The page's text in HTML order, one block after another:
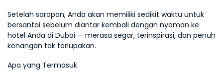
Setelah sarapan, Anda akan memiliki sedikit waktu untuk
bersantai sebelum diantar kembali dengan nyaman ke
hotel Anda di Dubai — merasa segar, terinspirasi, dan penuh
kenangan tak terlupakan.
Apa yang Termasuk